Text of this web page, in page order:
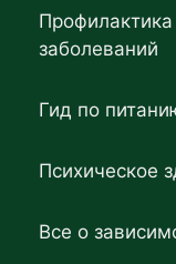
заболеваний
Гид по
Психическое
Все о